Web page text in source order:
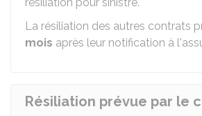
La résiliation des autres contrats
mois après leur notification à
Résiliation prévue par le